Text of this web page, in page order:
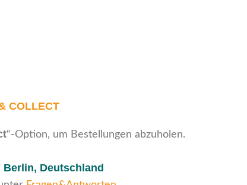
COLLECT
“-Option, um Bestellungen abzuholen.
Berlin, Deutschland